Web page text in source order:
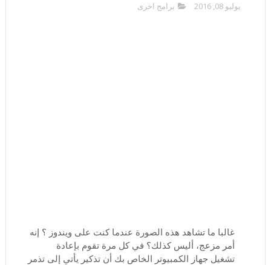
يوليو 08, 2016 برامج اخرى
غالبا ما تشاهد هذه الصورة عندما كنت على ويندوز ؟ إنه
أمر مزعج، أليس كذلك؟ في كل مرة تقوم بإعادة
تشغيل جهاز الكمبيوتر الخاص بك أن تذكير يأتي إلى تذمر